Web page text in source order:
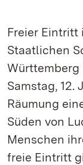
Freier Eintritt
Staatlichen
Württemberg
Samstag, 12.
Räumung
Süden von
Menschen
freie Eintritt